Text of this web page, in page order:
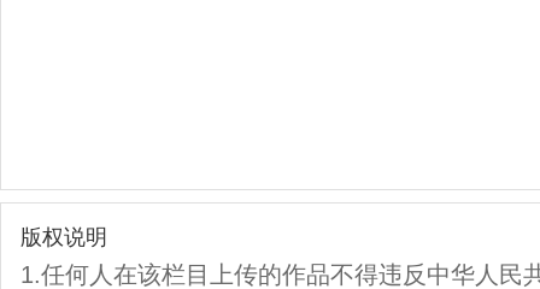
版权说明
1.任何人在该栏目上传的作品不得违反中华人民